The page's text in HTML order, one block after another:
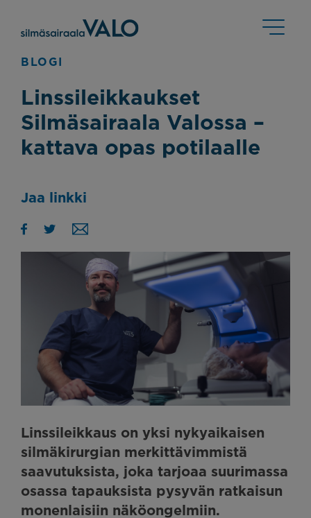
BLOGI
Linssileikkaukset
Silmäsairaala Valossa –
kattava opas potilaalle
Jaa linkki
Linssileikkaus on yksi nykyaikaisen
silmäkirurgian merkittävimmistä
saavutuksista, joka tarjoaa suurimassa
osassa tapauksista pysyvän ratkaisun
monenlaisiin näköongelmiin.